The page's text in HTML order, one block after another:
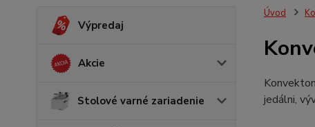
Výpredaj
Akcie
Stolové varné zariadenie
Úvod
jedálni,